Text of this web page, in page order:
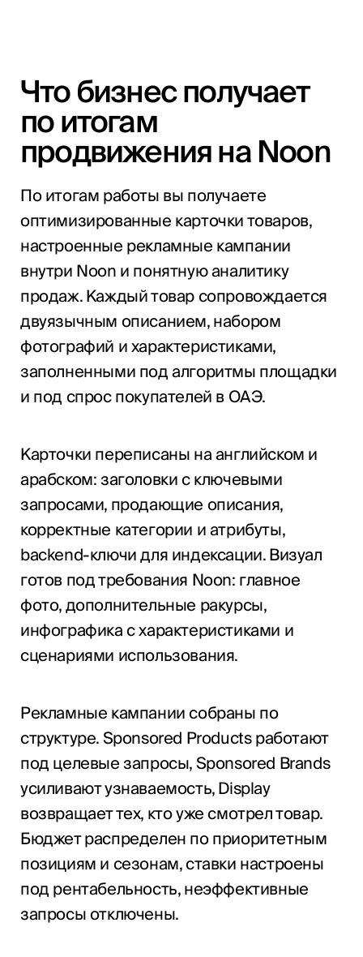
Что бизнес получает
по итогам
продвижения на Noon
По итогам работы вы получаете
оптимизированные карточки товаров,
настроенные рекламные кампании
внутри Noon и понятную аналитику
продаж. Каждый товар сопровождается
двуязычным описанием, набором
фотографий и характеристиками,
заполненными под алгоритмы площадки
и под спрос покупателей в ОАЭ.
Карточки переписаны на английском и
арабском: заголовки с ключевыми
запросами, продающие описания,
корректные категории и атрибуты,
backend-ключи для индексации. Визуал
готов под требования Noon: главное
фото, дополнительные ракурсы,
инфографика с характеристиками и
сценариями использования.
Рекламные кампании собраны по
структуре. Sponsored Products работают
под целевые запросы, Sponsored Brands
усиливают узнаваемость, Display
возвращает тех, кто уже смотрел товар.
Бюджет распределен по приоритетным
позициям и сезонам, ставки настроены
под рентабельность, неэффективные
запросы отключены.